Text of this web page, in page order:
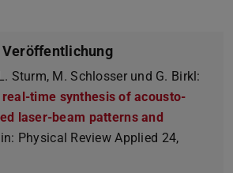
Veröffentlichung
Sturm, M. Schlosser und G. Birkl:
real-time synthesis of acousto-
laser-beam patterns and
Physical Review Applied 24,